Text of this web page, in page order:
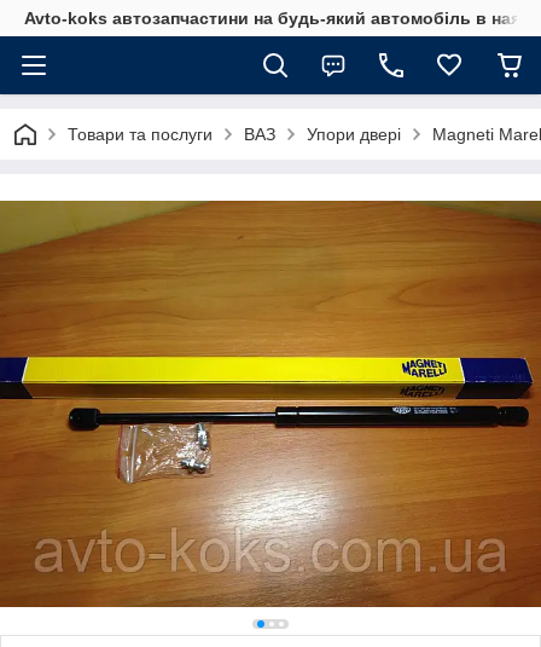
Avto-koks автозапчастини на будь-який автомобіль в
Товари та послуги ВАЗ Упори двері Magneti